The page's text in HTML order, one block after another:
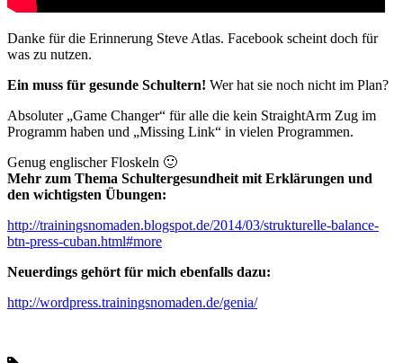
Danke für die Erinnerung Steve Atlas. Facebook scheint doch für
was zu nutzen.
Ein muss für gesunde Schultern! Wer hat sie noch nicht im Plan?
Absoluter „Game Changer“ für alle die kein StraightArm Zug im
Programm haben und „Missing Link“ in vielen Programmen.
Genug englischer Floskeln 🙂
Mehr zum Thema Schultergesundheit mit Erklärungen und
den wichtigsten Übungen:
http://trainingsnomaden.blogspot.de/2014/03/strukturelle-balance-
btn-press-cuban.html#more
Neuerdings gehört für mich ebenfalls dazu:
http://wordpress.trainingsnomaden.de/genia/